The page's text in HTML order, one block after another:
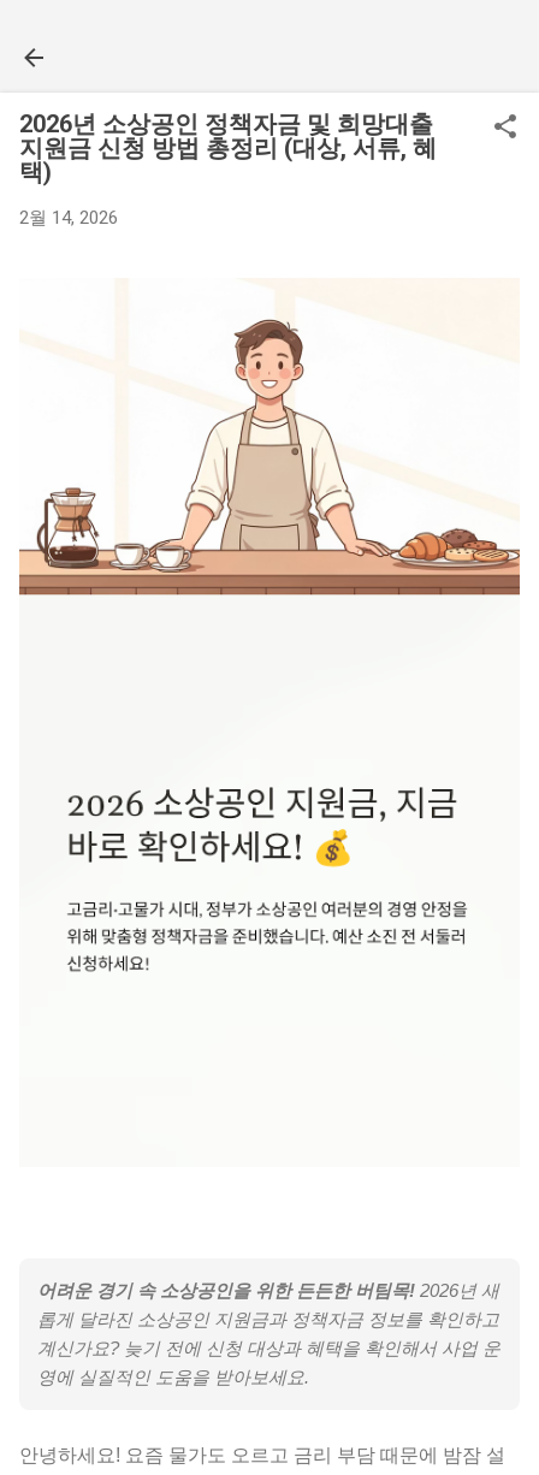
2026년 소상공인 정책자금 및 희망대출
지원금 신청 방법 총정리 (대상, 서류, 혜
택)
2월 14, 2026
어려운 경기 속 소상공인을 위한 든든한 버팀목! 2026년 새
롭게 달라진 소상공인 지원금과 정책자금 정보를 확인하고
계신가요? 늦기 전에 신청 대상과 혜택을 확인해서 사업 운
영에 실질적인 도움을 받아보세요.
안녕하세요! 요즘 물가도 오르고 금리 부담 때문에 밤잠 설